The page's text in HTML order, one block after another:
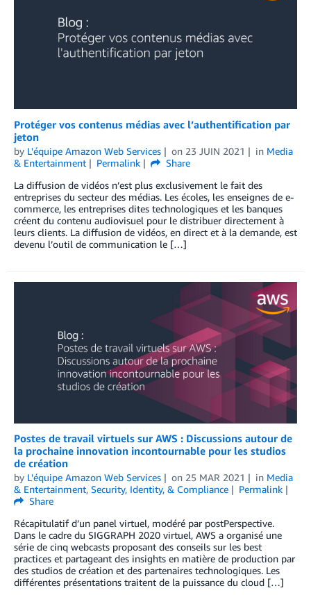
Protéger vos contenus médias avec l’authentification par
jeton
by L'équipe Amazon Web Services on 23 JUIN 2021 in Media
& Entertainment
Permalink
Share
La diffusion de vidéos n’est plus exclusivement le fait des
entreprises du secteur des médias. Les écoles, les enseignes de e-
commerce, les entreprises dites technologiques et les banques
créent du contenu audiovisuel pour le distribuer directement à
leurs clients. La diffusion de vidéos, en direct et à la demande, est
devenu l’outil de communication le […]
Postes de travail virtuels sur AWS : Discussions autour de
la prochaine innovation incontournable pour les studios
de création
by L'équipe Amazon Web Services on 25 MAR 2021 in Media
& Entertainment, Security, Identity, & Compliance
Permalink
Share
Récapitulatif d’un panel virtuel, modéré par postPerspective.
Dans le cadre du SIGGRAPH 2020 virtuel, AWS a organisé une
série de cinq webcasts proposant des conseils sur les best
practices et partageant des insights en matière de production par
des studios de création et des partenaires technologiques. Les
différentes présentations traitent de la puissance du cloud […]